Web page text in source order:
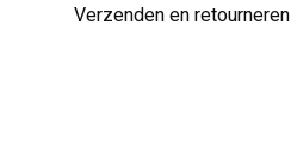
Verzenden en retourneren